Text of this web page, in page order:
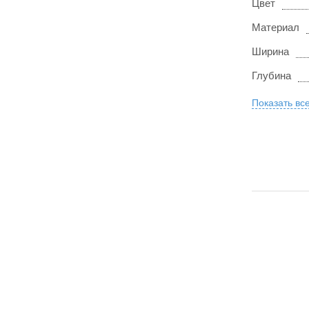
Цвет
Материал
Ширина
Глубина
Показать